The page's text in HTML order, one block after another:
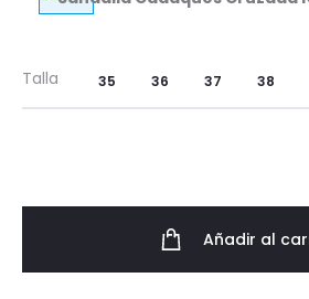
Talla 35 36 37 38
Añadir al